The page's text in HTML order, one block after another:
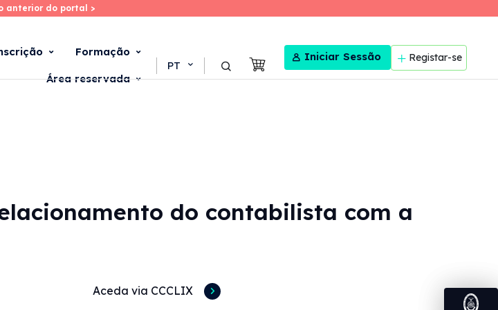
Skip
main
anterior do portal >
anterior do portal >
Formação
Área reservada
PT User menu Registar-se
Iniciar Sessão
do contabilista com a
Aceda via CCCLIX